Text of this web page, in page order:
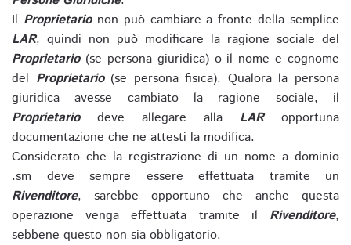
Il Proprietarionon può cambiare a fronte della semplice
LAR, quindi non può modificare la ragione sociale del
Proprietario(se persona giuridica) o il nome e cognome
del Proprietario(se persona fisica). Qualora la persona
giuridica avesse cambiato la ragione sociale, il
Proprietariodeve allegare alla LARopportuna
documentazione che ne attesti la modifica.
Considerato che la registrazione di un nome a dominio
.sm deve sempre essere effettuata tramite un
Rivenditore, sarebbe opportuno che anche questa
operazione venga effettuata tramite il Rivenditore,
sebbene questo non sia obbligatorio.